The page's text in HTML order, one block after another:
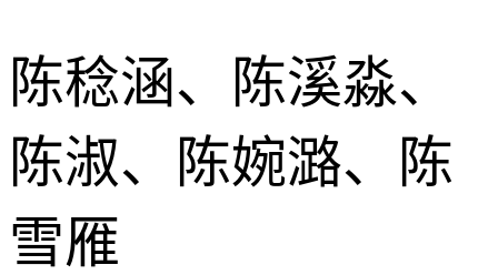
陈稔涵、陈溪淼、
陈淑、陈婉潞、陈
雪雁